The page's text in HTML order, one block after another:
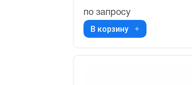
по запросу
В корзину